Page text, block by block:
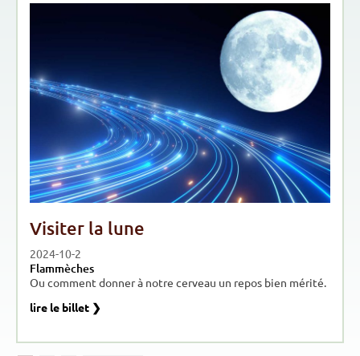
Visiter la lune
2024-10-2
Flammèches
Ou comment donner à notre cerveau un repos bien mérité.
lire le billet ❯